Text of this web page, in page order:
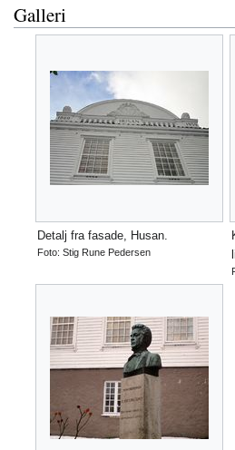
Galleri
Detalj fra fasade, Husan.
Foto: Stig Rune Pedersen